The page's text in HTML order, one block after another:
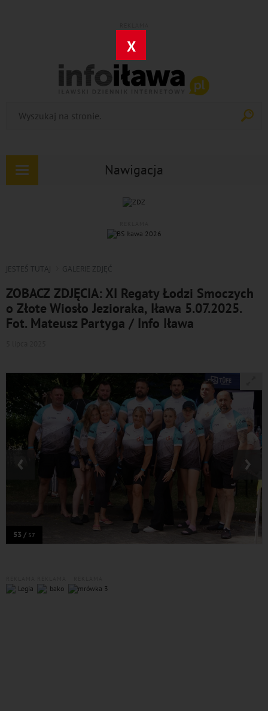
X
Nawigacja
Rozwiń
JESTEŚ TUTAJ GALERIE ZDJĘĆ
ZOBACZ ZDJĘCIA: XI Regaty Łodzi Smoczych
o Złote Wiosło Jezioraka, Iława 5.07.2025.
Fot. Mateusz Partyga / Info Iława
53 / 57
‹ ›